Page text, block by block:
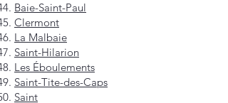
Baie-Saint-Paul
Clermont
La Malbaie
Saint-Hilarion
Les Éboulements
Saint-Tite-des-Caps
Saint